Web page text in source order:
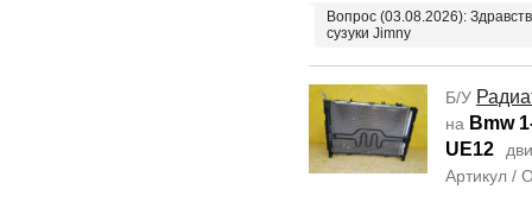
Вопрос (03.08.2026):
сузуки Jimny
Б/У
на Bmw
UE12
Артикул /